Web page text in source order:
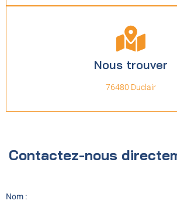
Nous trouver
76480 Duclair
Contactez-nous
Nom :